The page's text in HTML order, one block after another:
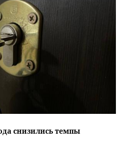
снизились темпы